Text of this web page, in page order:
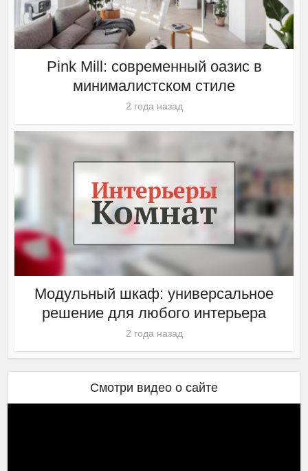
Pink Mill: современный оазис в
минималистском стиле
2 года назад
Модульный шкаф: универсальное
решение для любого интерьера
2 года назад
Смотри видео о сайте